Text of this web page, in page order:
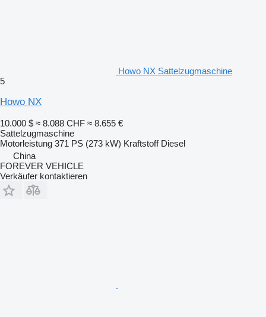
Howo NX Sattelzugmaschine
5
Howo NX
10.000 $ ≈ 8.088 CHF ≈ 8.655 €
Sattelzugmaschine
Motorleistung 371 PS (273 kW) Kraftstoff Diesel
China
FOREVER VEHICLE
Verkäufer kontaktieren